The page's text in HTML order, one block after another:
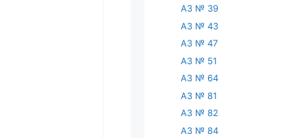
АЗ № 39
АЗ № 43
АЗ № 47
АЗ № 51
АЗ № 64
АЗ № 81
АЗ № 82
АЗ № 84